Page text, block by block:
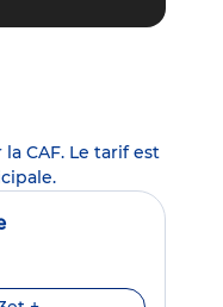
CAF. Le tarif est